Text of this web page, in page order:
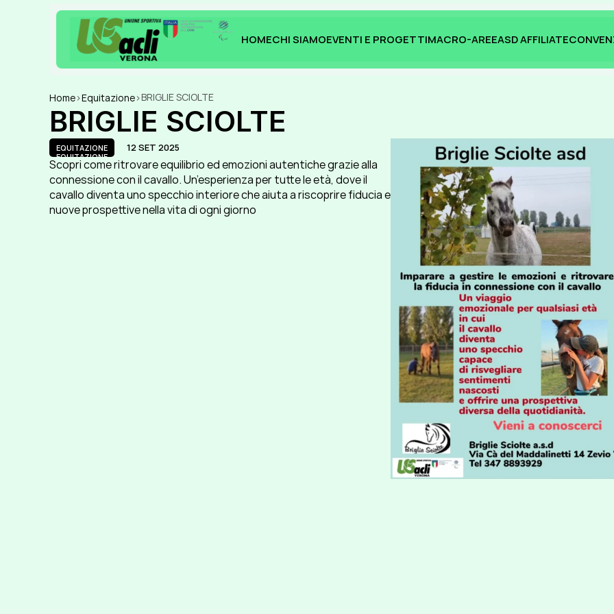
HOMECHI SIAMOEVENTI E PROGETTIMACRO-AREEASD AFFILIATE
Home>Equitazione>BRIGLIE SCIOLTE
BRIGLIE SCIOLTE
EQUITAZIONE
EQUITAZIONE
12 SET 2025
Scopri come ritrovare equilibrio ed emozioni autentiche grazie alla
connessione con il cavallo. Un’esperienza per tutte le età, dove il
cavallo diventa uno specchio interiore che aiuta a riscoprire fiducia e
nuove prospettive nella vita di ogni giorno